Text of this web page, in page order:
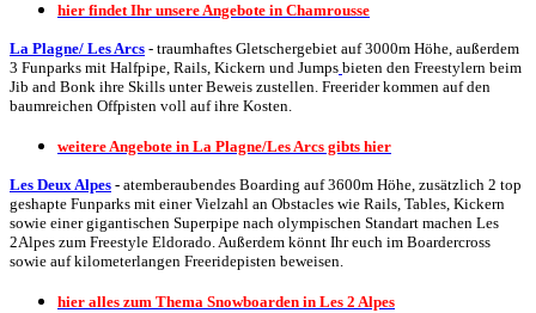
hier findet Ihr unsere Angebote in Chamrousse
La Plagne/ Les Arcs - traumhaftes Gletschergebiet auf 3000m Höhe, außerdem
3 Funparks mit Halfpipe, Rails, Kickern und Jumps bieten den Freestylern beim
Jib and Bonk ihre Skills unter Beweis zustellen. Freerider kommen auf den
baumreichen Offpisten voll auf ihre Kosten.
weitere Angebote in La Plagne/Les Arcs gibts hier
Les Deux Alpes - atemberaubendes Boarding auf 3600m Höhe, zusätzlich 2 top
geshapte Funparks mit einer Vielzahl an Obstacles wie Rails, Tables, Kickern
sowie einer gigantischen Superpipe nach olympischen Standart machen Les
2Alpes zum Freestyle Eldorado. Außerdem könnt Ihr euch im Boardercross
sowie auf kilometerlangen Freeridepisten beweisen.
hier alles zum Thema Snowboarden in Les 2 Alpes